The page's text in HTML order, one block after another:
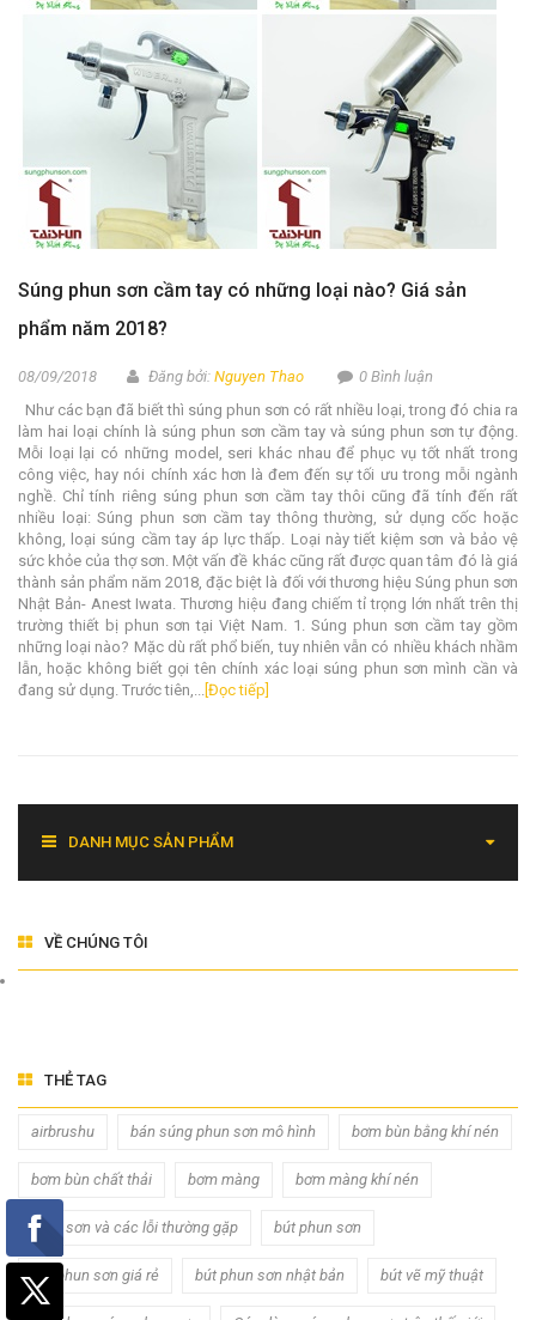
Súng phun sơn cầm tay có những loại nào? Giá sản
phẩm năm 2018?
08/09/2018 Đăng bởi: Nguyen Thao
0 Bình luận
Như các bạn đã biết thì súng phun sơn có rất nhiều loại, trong đó chia ra
làm hai loại chính là súng phun sơn cầm tay và súng phun sơn tự động.
Mỗi loại lại có những model, seri khác nhau để phục vụ tốt nhất trong
công việc, hay nói chính xác hơn là đem đến sự tối ưu trong mỗi ngành
nghề. Chỉ tính riêng súng phun sơn cầm tay thôi cũng đã tính đến rất
nhiều loại: Súng phun sơn cầm tay thông thường, sử dụng cốc hoặc
không, loại súng cầm tay áp lực thấp. Loại này tiết kiệm sơn và bảo vệ
sức khỏe của thợ sơn. Một vấn đề khác cũng rất được quan tâm đó là giá
thành sản phẩm năm 2018, đặc biệt là đối với thương hiệu Súng phun sơn
Nhật Bản- Anest Iwata. Thương hiệu đang chiếm tỉ trọng lớn nhất trên thị
trường thiết bị phun sơn tại Việt Nam. 1. Súng phun sơn cầm tay gồm
những loại nào? Mặc dù rất phổ biến, tuy nhiên vẫn có nhiều khách nhầm
lẫn, hoặc không biết gọi tên chính xác loại súng phun sơn mình cần và
đang sử dụng. Trước tiên,... [Đọc tiếp]
DANH MỤC SẢN PHẨM
VỀ CHÚNG TÔI
THẺ TAG
airbrushu bán súng phun sơn mô hình bơm bùn bằng khí nén
bơm bùn chất thải bơm màng bơm màng khí nén
Bơm sơn và các lỗi thường gặp bút phun sơn
bút phun sơn giá rẻ bút phun sơn nhật bản bút vẽ mỹ thuật